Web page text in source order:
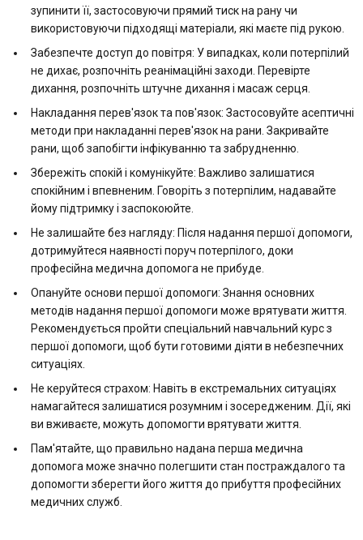
зупинити її, застосовуючи прямий тиск на рану чи
використовуючи підходящі матеріали, які маєте під рукою.
Забезпечте доступ до повітря: У випадках, коли потерпілий
не дихає, розпочніть реанімаційні заходи. Перевірте
дихання, розпочніть штучне дихання і масаж серця.
Накладання перев'язок та пов'язок: Застосовуйте асептичні
методи при накладанні перев'язок на рани. Закривайте
рани, щоб запобігти інфікуванню та забрудненню.
Збережіть спокій і комунікуйте: Важливо залишатися
спокійним і впевненим. Говоріть з потерпілим, надавайте
йому підтримку і заспокоюйте.
Не залишайте без нагляду: Після надання першої допомоги,
дотримуйтеся наявності поруч потерпілого, доки
професійна медична допомога не прибуде.
Опануйте основи першої допомоги: Знання основних
методів надання першої допомоги може врятувати життя.
Рекомендується пройти спеціальний навчальний курс з
першої допомоги, щоб бути готовими діяти в небезпечних
ситуаціях.
Не керуйтеся страхом: Навіть в екстремальних ситуаціях
намагайтеся залишатися розумним і зосередженим. Дії, які
ви вживаєте, можуть допомогти врятувати життя.
Пам'ятайте, що правильно надана перша медична
допомога може значно полегшити стан постраждалого та
допомогти зберегти його життя до прибуття професійних
медичних служб.